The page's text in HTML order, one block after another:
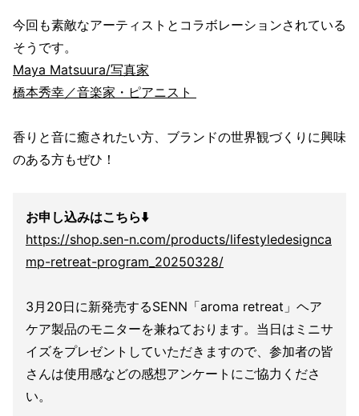
今回も素敵なアーティストとコラボレーションされている
そうです。
Maya Matsuura/写真家
橋本秀幸／音楽家・ピアニスト
香りと音に癒されたい方、ブランドの世界観づくりに興味
のある方もぜひ！
お申し込みはこちら⬇️
https://shop.sen-n.com/products/lifestyledesignca
mp-retreat-program_20250328/
3月20日に新発売するSENN「aroma retreat」ヘア
ケア製品のモニターを兼ねております。当日はミニサ
イズをプレゼントしていただきますので、参加者の皆
さんは使用感などの感想アンケートにご協力くださ
い。